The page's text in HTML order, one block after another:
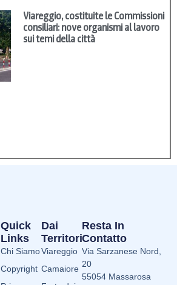
Viareggio, costituite le Commissioni
consiliari: nove organismi al lavoro
sui temi della città
Dai
Territori
Viareggio
Camaiore
Quick
Links
Chi Siamo
Copyright
Resta In
Contatto
Via Sarzanese Nord,
20
55054 Massarosa